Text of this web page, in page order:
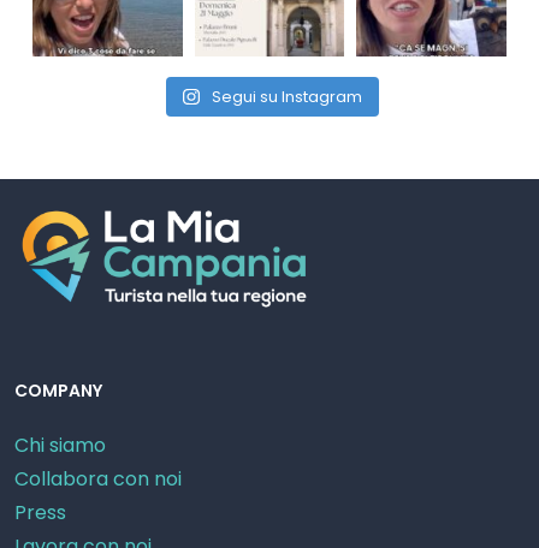
Segui su Instagram
COMPANY
Chi siamo
Collabora con noi
Press